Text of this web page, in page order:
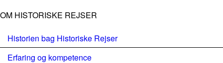
OM HISTORISKE REJSER
Historien bag Historiske Rejser
Erfaring og kompetence